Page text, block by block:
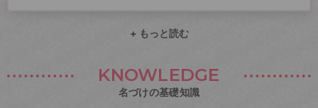
+ もっと読む
KNOWLEDGE
名づけの基礎知識